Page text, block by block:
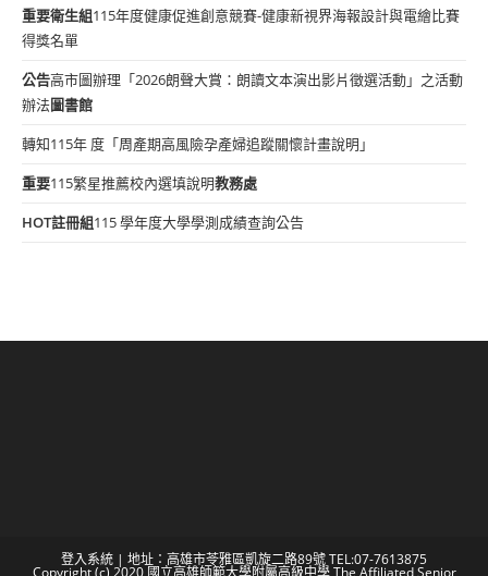
重要衛生組115年度健康促進創意競賽-健康新視界海報設計與電繪比賽
得獎名單
公告高市圖辦理「2026朗聲大賞：朗讀文本演出影片徵選活動」之活動
辦法圖書館
轉知115年 度「周產期高風險孕產婦追蹤關懷計畫說明」
重要115繁星推薦校內選填說明教務處
HOT註冊組115 學年度大學學測成績查詢公告
登入系統 | 地址：高雄市苓雅區凱旋二路89號 TEL:07-7613875
Copyright (c) 2020 國立高雄師範大學附屬高級中學 The Affiliated Senior